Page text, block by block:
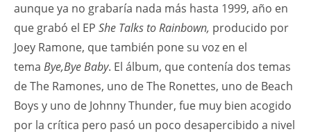
aunque ya no grabaría nada más hasta 1999, año en
que grabó el EP She Talks to Rainbown, producido por
Joey Ramone, que también pone su voz en el
tema Bye,Bye Baby. El álbum, que contenía dos temas
de The Ramones, uno de The Ronettes, uno de Beach
Boys y uno de Johnny Thunder, fue muy bien acogido
por la crítica pero pasó un poco desapercibido a nivel